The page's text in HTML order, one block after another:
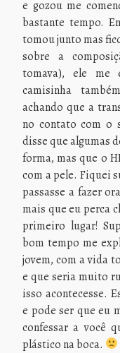
e gozou me
bastante tempo.
tomou junto mas
sobre a
tomava), ele me
camisinha
achando que a
no contato com o
disse que algumas
forma, mas que o
com a pele. Fiquei
passasse a fazer
mais que eu perca
primeiro lugar!
bom tempo me
jovem, com a vida
e que seria muito
isso acontecesse.
e pode ser que eu
confessar a você
plástico na boca.